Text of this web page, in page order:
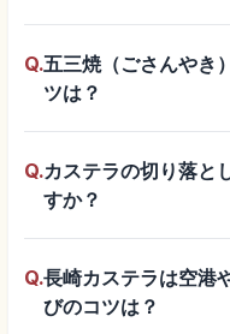
Q.五三焼（ごさんやき
ツは？
Q.カステラの切り落と
すか？
Q.長崎カステラは空港
びのコツは？